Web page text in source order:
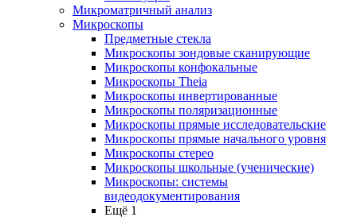
Микроматричный анализ
Микроскопы
Предметные стекла
Микроскопы зондовые сканирующие
Микроскопы конфокальные
Микроскопы Theia
Микроскопы инвертированные
Микроскопы поляризационные
Микроскопы прямые исследовательские
Микроскопы прямые начального уровня
Микроскопы стерео
Микроскопы школьные (ученические)
Микроскопы: системы
видеодокументирования
Ещё 1